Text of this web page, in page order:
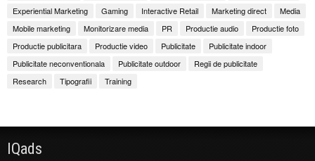
Experiential Marketing
Gaming Interactive Retail Marketing direct
Media
Mobile marketing
Monitorizare media PR Productie audio
Productie foto
Productie publicitara
Productie video Publicitate
Publicitate indoor
Publicitate neconventionala
Publicitate outdoor
Regii de publicitate
Research
Tipografii Training
IQads